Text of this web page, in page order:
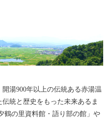
湯900年以上の伝統ある赤湯温
統と歴史をもった未来あるま
鶴の里資料館・語り部の館」や